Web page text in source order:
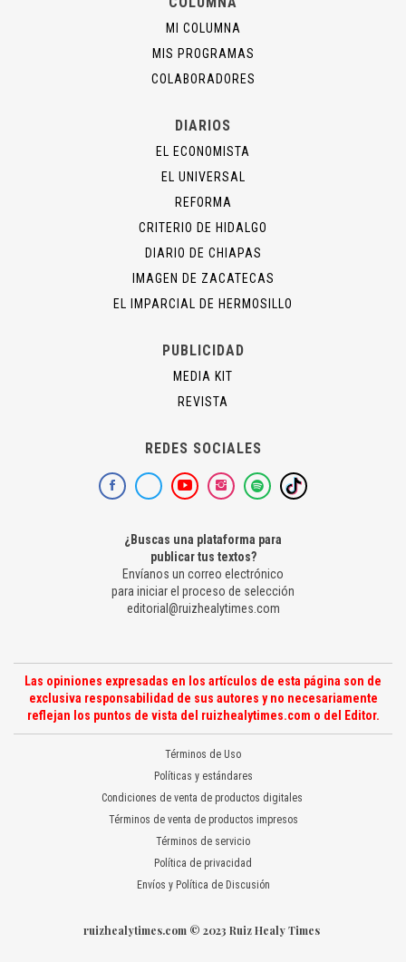
MI COLUMNA
MIS PROGRAMAS
COLABORADORES
DIARIOS
EL ECONOMISTA
EL UNIVERSAL
REFORMA
CRITERIO DE HIDALGO
DIARIO DE CHIAPAS
IMAGEN DE ZACATECAS
EL IMPARCIAL DE HERMOSILLO
PUBLICIDAD
MEDIA KIT
REVISTA
REDES SOCIALES
¿Buscas una plataforma para
publicar tus textos?
Envíanos un correo electrónico
para iniciar el proceso de selección
editorial@ruizhealytimes.com
Las opiniones expresadas en los artículos de esta página son de
exclusiva responsabilidad de sus autores y no necesariamente
reflejan los puntos de vista del ruizhealytimes.com o del Editor.
Términos de Uso
Políticas y estándares
Condiciones de venta de productos digitales
Términos de venta de productos impresos
Términos de servicio
Política de privacidad
Envíos y Política de Discusión
ruizhealytimes.com © 2023 Ruiz Healy Times